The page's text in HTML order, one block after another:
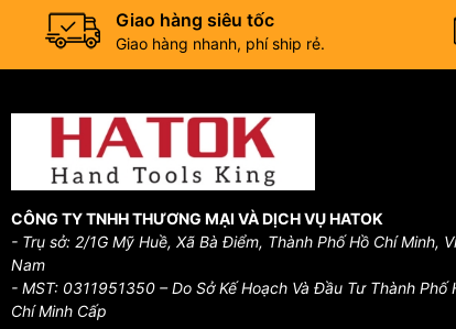
Giao hàng siêu tốc
Giao hàng nhanh, phí ship rẻ.
CÔNG TY TNHH THƯƠNG MẠI VÀ DỊCH VỤ HATOK
- Trụ sở: 2/1G Mỹ Huề, Xã Bà Điểm, Thành Phố Hồ Chí Minh,
Nam
- MST: 0311951350 – Do Sở Kế Hoạch Và Đầu Tư Thành Phố
Chí Minh Cấp